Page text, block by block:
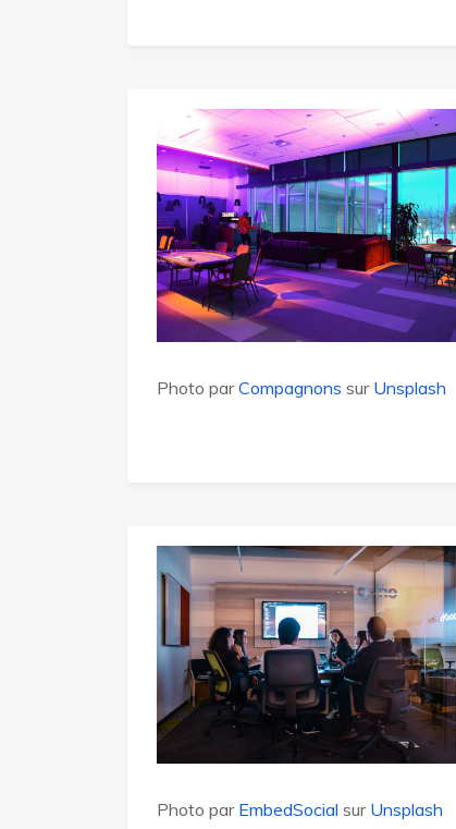
Photo parCompagnons sur Unsplash
Photo par EmbedSocial sur Unsplash